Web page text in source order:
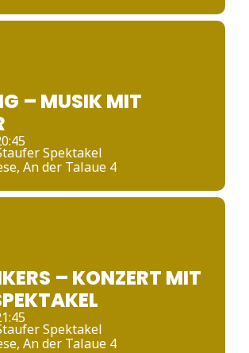
– MUSIK MIT
Spektakel
, An der Talaue 4
– KONZERT MIT
Spektakel
, An der Talaue 4